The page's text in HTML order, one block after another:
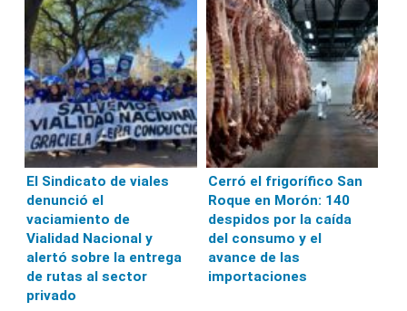
El Sindicato de viales
denunció el
vaciamiento de
Vialidad Nacional y
alertó sobre la entrega
de rutas al sector
privado
Cerró el frigorífico San
Roque en Morón: 140
despidos por la caída
del consumo y el
avance de las
importaciones